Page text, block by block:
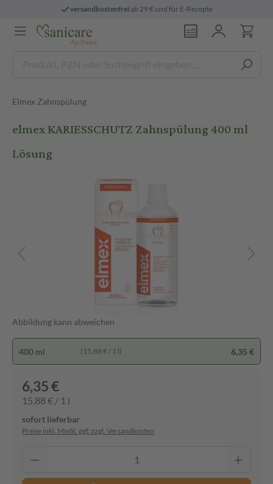
versandkostenfreiab 29 € und für E-Rezepte
Elmex Zahnspülung
elmex KARIESSCHUTZ Zahnspülung 400 ml
Lösung
Abbildung kann abweichen
400 ml (15,88 € / 1 l) 6,35 €
6,35 €
15,88 € / 1 l
sofort lieferbar
Preise inkl. MwSt. ggf. zzgl. Versandkosten